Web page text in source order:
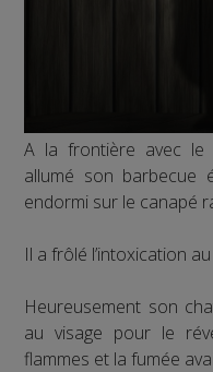
A la frontière avec le
allumé son barbecue
endormi sur le canapé
Il a frôlé l’intoxication
Heureusement son
au visage pour le
flammes et la fumée